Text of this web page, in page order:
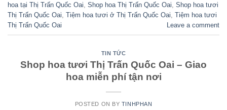
hoa tại Thị Trấn Quốc Oai Shop hoa Thị Trấn Quốc Oai Shop hoa tươi
Thị Trấn Quốc Oai Tiệm hoa tươi ở Thị Trấn Quốc Oai Tiệm hoa tươi
Thị Trấn Quốc Oai
Leave a comment
TIN TỨC
Shop hoa tươi Thị Trấn Quốc Oai – Giao
hoa miễn phí tận nơi
POSTED ON BY TINHPHAN